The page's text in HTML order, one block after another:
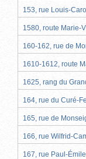
153, rue Louis-
1580, route Marie-
160-162, rue de
1610-1612, route
1625, rang du
164, rue du Curé-
165, rue de
166, rue Wilfrid-
167, rue Paul-